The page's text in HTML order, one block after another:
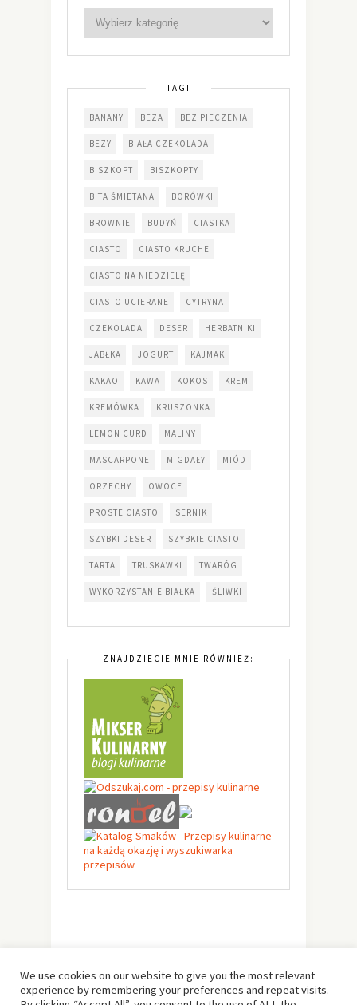
TAGI
BANANY BEZA BEZ PIECZENIA
BEZY BIAŁA CZEKOLADA
BISZKOPT BISZKOPTY
BITA ŚMIETANA BORÓWKI
BROWNIE BUDYŃ CIASTKA
CIASTO CIASTO KRUCHE
CIASTO NA NIEDZIELĘ
CIASTO UCIERANE CYTRYNA
CZEKOLADA DESER HERBATNIKI
JABŁKA JOGURT KAJMAK
KAKAO KAWA KOKOS KREM
KREMÓWKA KRUSZONKA
LEMON CURD MALINY
MASCARPONE MIGDAŁY MIÓD
ORZECHY OWOCE
PROSTE CIASTO SERNIK
SZYBKI DESER SZYBKIE CIASTO
TARTA TRUSKAWKI TWARÓG
WYKORZYSTANIE BIAŁKA ŚLIWKI
ZNAJDZIECIE MNIE RÓWNIEŻ:
We use cookies on our website to give you the most relevant
experience by remembering your preferences and repeat visits.